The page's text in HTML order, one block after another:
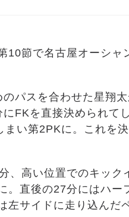
節で名古屋オーシャ
パスを合わせた星翔太
FKを直接決められて
い第2PKに。これを
、高い位置でのキック
。直後の27分にはハー
左サイドに走り込んだ